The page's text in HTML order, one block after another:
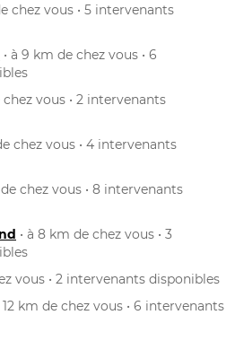
chez vous • 5 intervenants
• à 9 km de chez vous • 6
chez vous • 2 intervenants
chez vous • 4 intervenants
de chez vous • 8 intervenants
• à 8 km de chez vous • 3
vous • 2 intervenants disponibles
12 km de chez vous • 6 intervenants